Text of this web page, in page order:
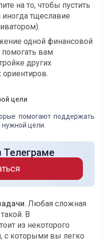
на то, чтобы пустить
тщеславие
одной финансовой
вам
других
цели
помогают поддержать
цели.
Телеграме
. Любая сложная
В
из некоторого
с которыми вы легко